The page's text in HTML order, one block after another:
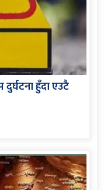
हुँदा एउटै